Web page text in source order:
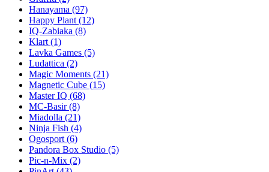
Hanayama (97)
Happy Plant (12)
IQ-Zabiaka (8)
Klart (1)
Lavka Games (5)
Ludattica (2)
Magic Moments (21)
Magnetic Cube (15)
Master IQ (68)
MC-Basir(8)
Miadolla (21)
Ninja Fish (4)
Ogosport (6)
Pandora Box Studio (5)
Pic-n-Mix (2)